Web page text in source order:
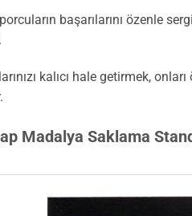
başarılarını özenle
kalıcı hale getirmek,
Madalya Saklama